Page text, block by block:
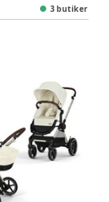
3 butiker